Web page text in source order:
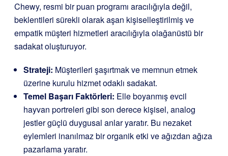
Chewy, resmi bir puan programı aracılığıyla değil,
beklentileri sürekli olarak aşan kişiselleştirilmiş ve
empatik müşteri hizmetleri aracılığıyla olağanüstü bir
sadakat oluşturuyor.
Strateji: Müşterileri şaşırtmak ve memnun etmek
üzerine kurulu hizmet odaklı sadakat.
Temel Başarı Faktörleri: Elle boyanmış evcil
hayvan portreleri gibi son derece kişisel, analog
jestler güçlü duygusal anlar yaratır. Bu nezaket
eylemleri inanılmaz bir organik etki ve ağızdan ağıza
pazarlama yaratır.